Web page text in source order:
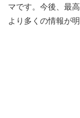
マです。今後、最
より多くの情報が